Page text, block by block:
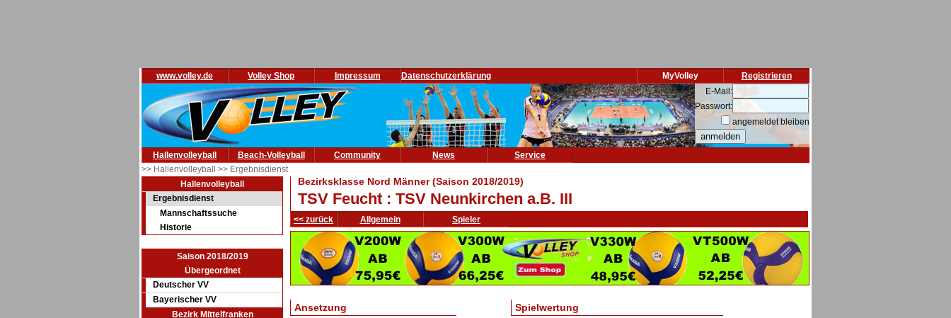
www.volley.de Volley Shop Impressum Datenschutzerklärung Registrieren
MyVolley
E-Mail:
Passwort:
angemeldet bleiben
Hallenvolleyball Beach-Volleyball Community News
Service
>> Hallenvolleyball >> Ergebnisdienst
Hallenvolleyball
Ergebnisdienst
Mannschaftssuche
Historie
Saison 2018/2019
Übergeordnet
Deutscher VV
Bayerischer VV
Bezirk Mittelfranken
Bezirksklasse Nord Männer (Saison 2018/2019)
TSV Feucht : TSV Neunkirchen a.B. III
<< zurück Allgemein Spieler
Ansetzung Spielwertung